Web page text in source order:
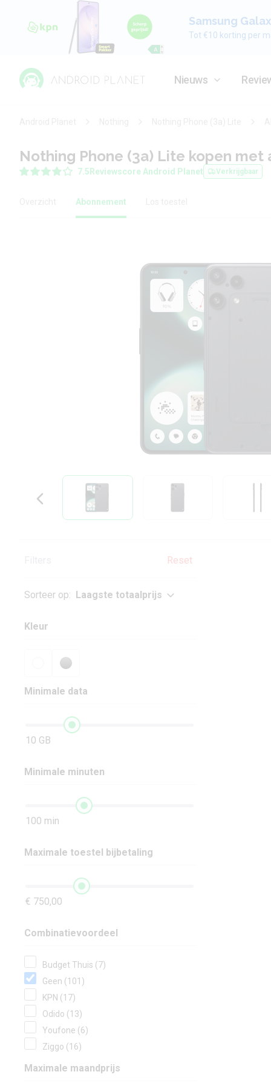
Samsung
Tot €10 korting per
Nieuws
Nothing Phone (3a) Lite kopen met
7.5Reviewscore Android Planet Verkrijgbaar
Abonnement
Reset
Sorteer op: Laagste totaalprijs
Kleur
Minimale data
10 GB
Minimale minuten
100 min
Maximale toestel bijbetaling
€ 750,00
Combinatievoordeel
Budget Thuis (7)
Geen (101)
KPN (17)
Odido (13)
Youfone (6)
Ziggo (16)
Maximale maandprijs